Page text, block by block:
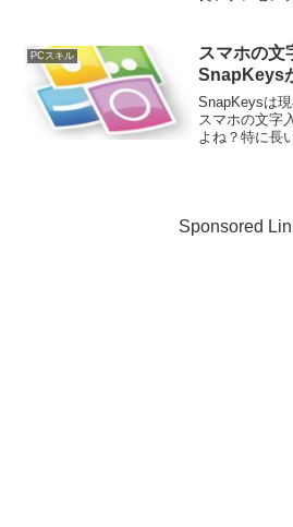
は、準備をし
す。プレゼン
言っても過言
のプレゼンテ
PCスキル
スマホの文
SnapKeys
SnapKeysは
スマホの文字
よね？特に長
と、ついつい
ードが使える
Sponsored